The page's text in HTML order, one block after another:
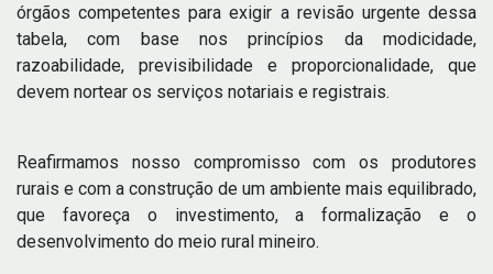
órgãos competentes para exigir a revisão urgente dessa
tabela, com base nos princípios da modicidade,
razoabilidade, previsibilidade e proporcionalidade, que
devem nortear os serviços notariais e registrais.
Reafirmamos nosso compromisso com os produtores
rurais e com a construção de um ambiente mais equilibrado,
que favoreça o investimento, a formalização e o
desenvolvimento do meio rural mineiro.